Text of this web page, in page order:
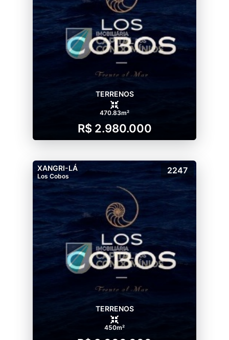
TERRENOS
470.83m²
R$ 2.980.000
XANGRI-LÁ
Los Cobos
2247
TERRENOS
450m²